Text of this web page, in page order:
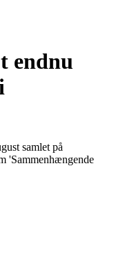
endnu
samlet på
'Sammenhængende